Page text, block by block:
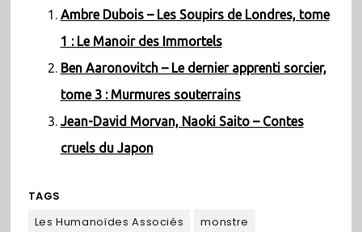
Ambre Dubois – Les Soupirs de Londres, tome
1 : Le Manoir des Immortels
Ben Aaronovitch – Le dernier apprenti sorcier,
tome 3 : Murmures souterrains
Jean-David Morvan, Naoki Saito – Contes
cruels du Japon
TAGS
Les Humanoïdes Associés
monstre